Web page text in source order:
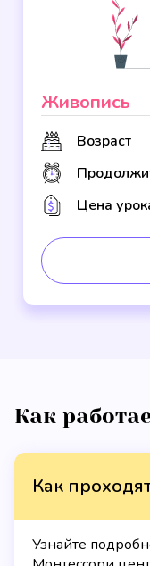
Живопись
Возраст
Цена
Как
Как
Узнайте